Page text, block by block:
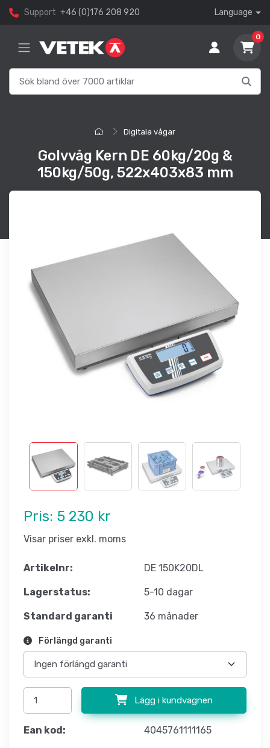
Support +46 (0)176 208 920 Language
0
Digitala vågar
Golvvåg Kern DE 60kg/20g &
150kg/50g, 522x403x83 mm
Pris: 5 230 kr
Visar priser exkl. moms
Artikelnr: DE 150K20DL
Lagerstatus: 5-10 dagar
Standard garanti 36 månader
Förlängd garanti
Lägg i kundvagnen
Ean kod: 4045761111165